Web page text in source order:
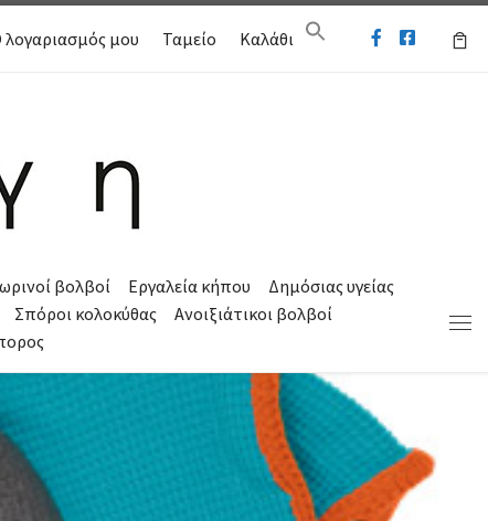
λογαριασμός μου Ταμείο Καλάθι
βολβοί Εργαλεία κήπου
Δημόσιας υγείας
Σπόροι κολοκύθας
Ανοιξιάτικοι βολβοί